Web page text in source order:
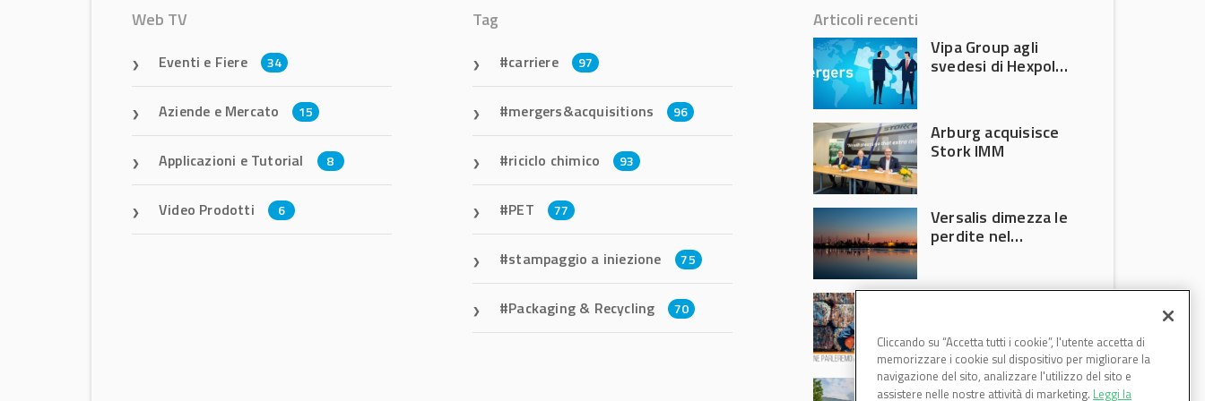
Web TV
Eventi e Fiere 34
Aziende e Mercato 15
Applicazioni e Tutorial 8
Video Prodotti 6
Tag
carriere 97
mergers&acquisitions 96
riciclo chimico 93
PET 77
stampaggio a iniezione 75
Packaging & Recycling 70
Articoli recenti
Vipa Group agli
svedesi di Hexpol
Arburg acquisisce
Stork IMM
Versalis dimezza le
perdite nel
chiedono
intervento del
Governo
Basf Italia cresce
Cliccando su “Accetta tutti i cookie”, l'utente accetta di
memorizzare i cookie sul dispositivo per migliorare la
navigazione del sito, analizzare l'utilizzo del sito e
assistere nelle nostre attività di marketing. Leggi la